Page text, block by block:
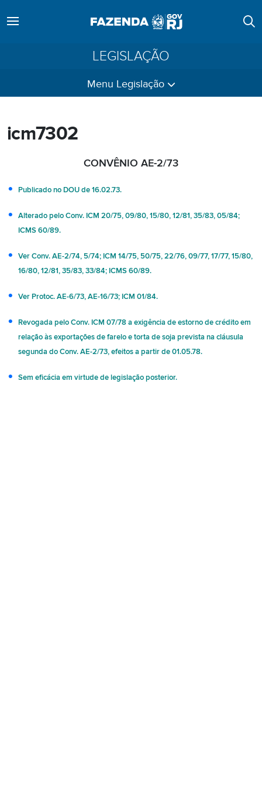
LEGISLAÇÃO
Menu Legislação
icm7302
CONVÊNIO AE-2/73
Publicado no DOU de 16.02.73.
Alterado pelo Conv. ICM 20/75, 09/80, 15/80, 12/81, 35/83, 05/84;
ICMS 60/89.
Ver Conv. AE-2/74, 5/74; ICM 14/75, 50/75, 22/76, 09/77, 17/77, 15/80,
16/80, 12/81, 35/83, 33/84; ICMS 60/89.
Ver Protoc. AE-6/73, AE-16/73; ICM 01/84.
Revogada pelo Conv. ICM 07/78 a exigência de estorno de crédito em
relação às exportações de farelo e torta de soja prevista na cláusula
segunda do Conv. AE-2/73, efeitos a partir de 01.05.78.
Sem eficácia em virtude de legislação posterior.